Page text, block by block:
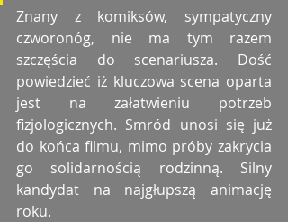
Znany z komiksów, sympatyczny
czworonóg, nie ma tym razem
szczęścia do scenariusza. Dość
powiedzieć iż kluczowa scena oparta
jest na załatwieniu potrzeb
fizjologicznych. Smród unosi się już
do końca filmu, mimo próby zakrycia
go solidarnością rodzinną. Silny
kandydat na najgłupszą animację
roku.